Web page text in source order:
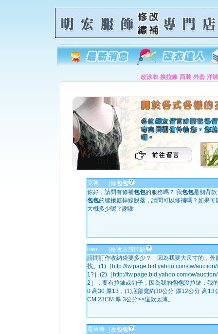
改泳衣 換拉鍊 西裝 外套 洋裝
克強 修包包
你好，請問有修補包包的服務嗎？ 我包包是側背
包包的縫接處掉線脫落，請問可以修補嗎？如果可
大概多少呢？謝謝
han
修改衣服問題
請問訂作收納袋要多少？ 因為我要大尺寸的，外
找。(1)［http://tw.page.bid.yahoo.com/tw/
1?］(2)［http://tw.page.bid.yahoo.com/tw/
2］，要有拉鍊或釦子，因為我的包包沒拉鏈；我
0 高30 厚13，(1)底部寬約30公分˙厚12公分˙高13
CM 23CM 厚 3公分>>這款太薄。
羅萊特 改包包